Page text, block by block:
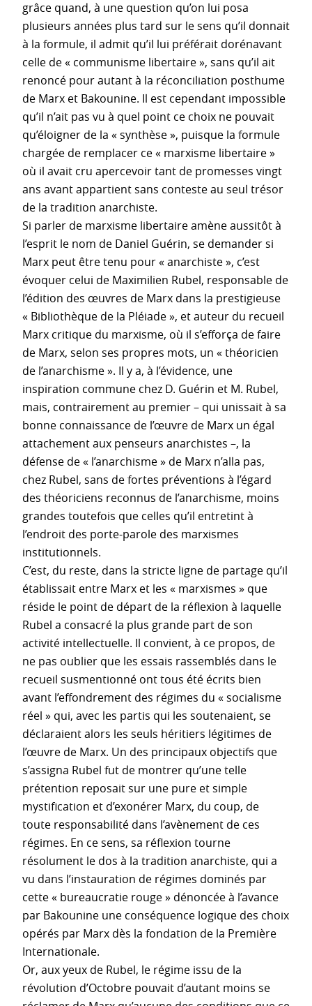
grâce quand, à une question qu’on lui posa
plusieurs années plus tard sur le sens qu’il donnait
à la formule, il admit qu’il lui préférait dorénavant
celle de « communisme libertaire », sans qu’il ait
renoncé pour autant à la réconciliation posthume
de Marx et Bakounine. Il est cependant impossible
qu’il n’ait pas vu à quel point ce choix ne pouvait
qu’éloigner de la « synthèse », puisque la formule
chargée de remplacer ce « marxisme libertaire »
où il avait cru apercevoir tant de promesses vingt
ans avant appartient sans conteste au seul trésor
de la tradition anarchiste.
Si parler de marxisme libertaire amène aussitôt à
l’esprit le nom de Daniel Guérin, se demander si
Marx peut être tenu pour « anarchiste », c’est
évoquer celui de Maximilien Rubel, responsable de
l’édition des œuvres de Marx dans la prestigieuse
« Bibliothèque de la Pléiade », et auteur du recueil
Marx critique du marxisme, où il s’efforça de faire
de Marx, selon ses propres mots, un « théoricien
de l’anarchisme ». Il y a, à l’évidence, une
inspiration commune chez D. Guérin et M. Rubel,
mais, contrairement au premier – qui unissait à sa
bonne connaissance de l’œuvre de Marx un égal
attachement aux penseurs anarchistes –, la
défense de « l’anarchisme » de Marx n’alla pas,
chez Rubel, sans de fortes préventions à l’égard
des théoriciens reconnus de l’anarchisme, moins
grandes toutefois que celles qu’il entretint à
l’endroit des porte-parole des marxismes
institutionnels.
C’est, du reste, dans la stricte ligne de partage qu’il
établissait entre Marx et les « marxismes » que
réside le point de départ de la réflexion à laquelle
Rubel a consacré la plus grande part de son
activité intellectuelle. Il convient, à ce propos, de
ne pas oublier que les essais rassemblés dans le
recueil susmentionné ont tous été écrits bien
avant l’effondrement des régimes du « socialisme
réel » qui, avec les partis qui les soutenaient, se
déclaraient alors les seuls héritiers légitimes de
l’œuvre de Marx. Un des principaux objectifs que
s’assigna Rubel fut de montrer qu’une telle
prétention reposait sur une pure et simple
mystification et d’exonérer Marx, du coup, de
toute responsabilité dans l’avènement de ces
régimes. En ce sens, sa réflexion tourne
résolument le dos à la tradition anarchiste, qui a
vu dans l’instauration de régimes dominés par
cette « bureaucratie rouge » dénoncée à l’avance
par Bakounine une conséquence logique des choix
opérés par Marx dès la fondation de la Première
Internationale.
Or, aux yeux de Rubel, le régime issu de la
révolution d’Octobre pouvait d’autant moins se